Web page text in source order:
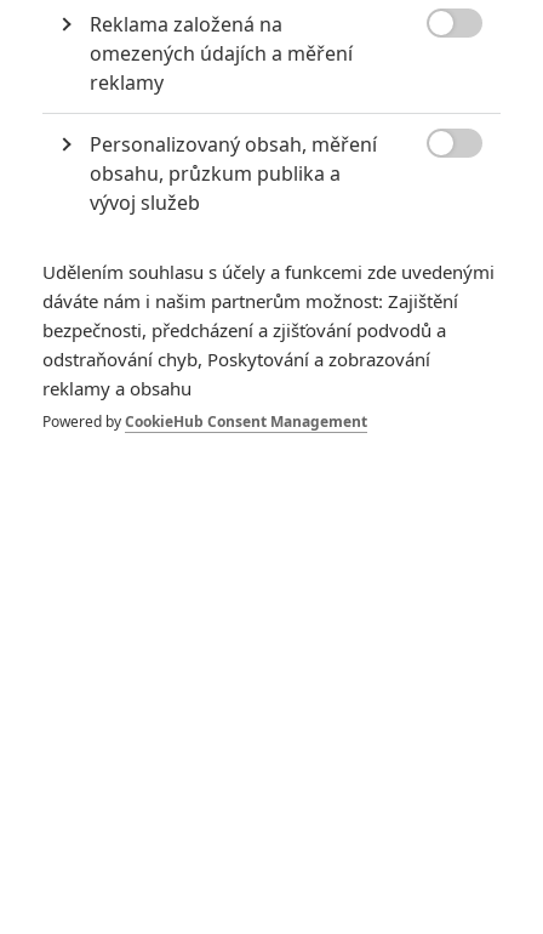
Herec
Dave Franco
Herec
Sanaa Lathan
Herec
Harrelson
Herec
Michael Caine
Herec
Louis Leterrier
Reklama založená na
omezených údajích a měření
reklamy
Personalizovaný obsah, měření
obsahu, průzkum publika a
vývoj služeb
Udělením souhlasu s účely a funkcemi zde uvedenými
dáváte nám i našim partnerům možnost: Zajištění
bezpečnosti, předcházení a zjišťování podvodů a
odstraňování chyb, Poskytování a zobrazování
reklamy a obsahu
Powered byCookieHub Consent Management